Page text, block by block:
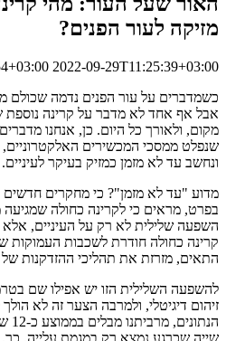
מזיקה לעור הפנים?
2022-09-29T11:25:39+03:00
כשמדברים על עור הפנים נדמה שכולם
אבל אף אחד לא מדבר על קרינה נוספת
מקום, ולאורך כל היום. כן, אנחנו
שנפלט ממסכי המכשירים האלקטרוניים,
ונחשב עד לא מזמן כמזיק בעיקר לעיניים.
מדוע "עד לא מזמן"? כי מחקרים חדשים
בפרט, מראים כי לקרינה כחולה שמגיעה
השפעה שלילית לא רק על העיניים, אלא
קרינה כחולה חודרת לשכבות העמוקות
התאים, מזרזת את תהליכי ההזדקנות של
להשפעה השלילית הזו יש אפילו שם
זיהום דיגיטלי, ולמרבה הצער זה לא
שייה שכרגע נמצא רק במגמת עלייה.